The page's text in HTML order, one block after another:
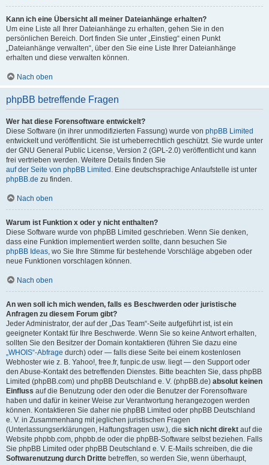
Kann ich eine Übersicht all meiner Dateianhänge erhalten?
Um eine Liste all Ihrer Dateianhänge zu erhalten, gehen Sie in den
persönlichen Bereich. Dort finden Sie unter „Einstieg“ einen Punkt
„Dateianhänge verwalten“, über den Sie eine Liste Ihrer Dateianhänge
erhalten und diese verwalten können.
Nach oben
phpBB betreffende Fragen
Wer hat diese Forensoftware entwickelt?
Diese Software (in ihrer unmodifizierten Fassung) wurde von phpBB Limited
entwickelt und veröffentlicht. Sie ist urheberrechtlich geschützt. Sie wurde unter
der GNU General Public License, Version 2 (GPL-2.0) veröffentlicht und kann
frei vertrieben werden. Weitere Details finden Sie
auf der Seite von phpBB Limited . Eine deutschsprachige Anlaufstelle ist unter
phpBB.de zu finden.
Nach oben
Warum ist Funktion x oder y nicht enthalten?
Diese Software wurde von phpBB Limited geschrieben. Wenn Sie denken,
dass eine Funktion implementiert werden sollte, dann besuchen Sie
phpBB Ideas, wo Sie Ihre Stimme für bestehende Vorschläge abgeben oder
neue Funktionen vorschlagen können.
Nach oben
An wen soll ich mich wenden, falls es Beschwerden oder juristische
Anfragen zu diesem Forum gibt?
Jeder Administrator, der auf der „Das Team“-Seite aufgeführt ist, ist ein
geeigneter Kontakt für Ihre Beschwerde. Wenn Sie so keine Antwort erhalten,
sollten Sie den Besitzer der Domain kontaktieren (führen Sie dazu eine
„WHOIS“-Abfrage durch) oder — falls diese Seite bei einem kostenlosen
Webhoster wie z. B. Yahoo!, free.fr, funpic.de usw. liegt — den Support oder
den Abuse-Kontakt des betreffenden Dienstes. Bitte beachten Sie, dass phpBB
Limited (phpBB.com) und phpBB Deutschland e. V. (phpBB.de) absolut keinen
Einfluss auf die Benutzung oder den oder die Benutzer der Forensoftware
haben und dafür in keiner Weise zur Verantwortung herangezogen werden
können. Kontaktieren Sie daher nie phpBB Limited oder phpBB Deutschland
e. V. in Zusammenhang mit jeglichen juristischen Fragen
(Unterlassungserklärungen, Haftungsfragen usw.), die sich nicht direkt auf die
Website phpbb.com, phpbb.de oder die phpBB-Software selbst beziehen. Falls
Sie phpBB Limited oder phpBB Deutschland e. V. E-Mails schreiben, die die
Softwarenutzung durch Dritte betreffen, so werden Sie, wenn überhaupt,